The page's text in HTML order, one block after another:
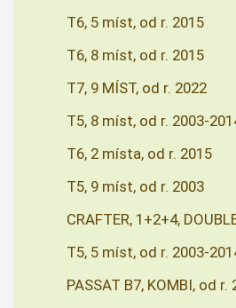
T6, 5 míst, od r. 2015
T6, 8 míst, od r. 2015
T7, 9 MÍST, od r. 2022
T5, 8 míst, od r. 2003-
T6, 2 místa, od r. 2015
T5, 9 míst, od r. 2003
CRAFTER, 1+2+4,
T5, 5 míst, od r. 2003-
PASSAT B7, KOMBI, od r.